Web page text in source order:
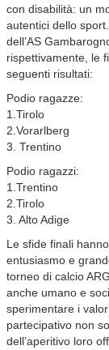
con disabilità: un
autentici dello
dell’AS
rispettivamente, le
seguenti risultati:
Podio ragazze:
1.Tirolo
2.Vorarlberg
3. Trentino
Podio ragazzi:
1.Trentino
2.Tirolo
3. Alto Adige
Le sfide finali
entusiasmo e
torneo di calcio
anche umano e
sperimentare i
partecipativo non
dell’aperitivo loro